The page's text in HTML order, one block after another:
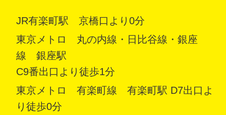
JR有楽町駅 京橋口より0分
東京メトロ 丸の内線・日比谷線・銀座
線 銀座駅
C9番出口より徒歩1分
東京メトロ 有楽町線 有楽町駅 D7出口よ
り徒歩0分